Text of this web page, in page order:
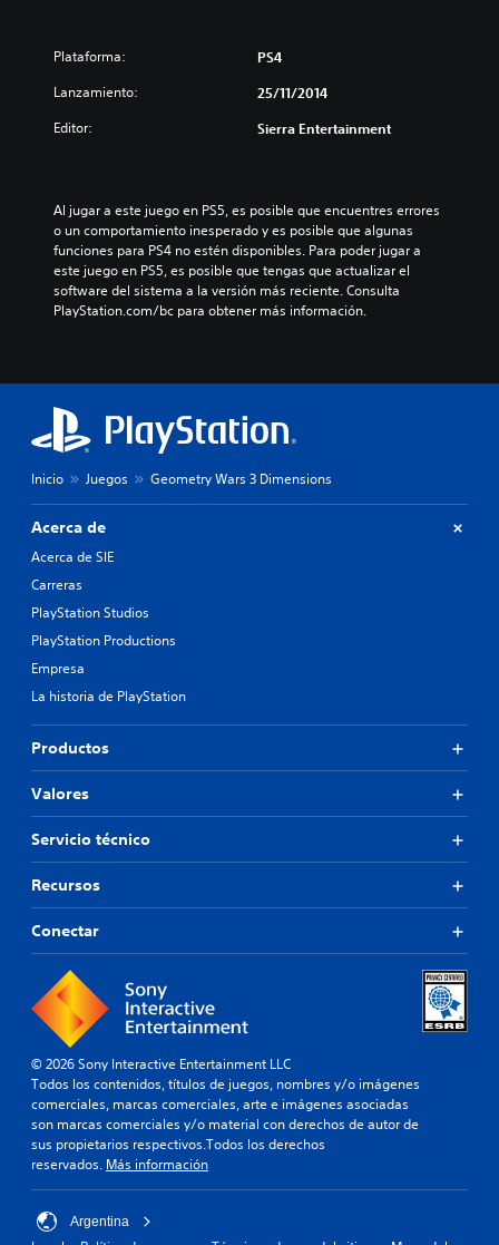
Plataforma: PS4
Lanzamiento: 25/11/2014
Editor: Sierra Entertainment
Al jugar a este juego en PS5, es posible que encuentres errores
o un comportamiento inesperado y es posible que algunas
funciones para PS4 no estén disponibles. Para poder jugar a
este juego en PS5, es posible que tengas que actualizar el
software del sistema a la versión más reciente. Consulta
PlayStation.com/bc para obtener más información.
Inicio Juegos Geometry Wars 3 Dimensions
Acerca de
Acerca de SIE
Carreras
PlayStation Studios
PlayStation Productions
Empresa
La historia de PlayStation
Productos
Valores
Servicio técnico
Recursos
Conectar
© 2026 Sony Interactive Entertainment LLC
Todos los contenidos, títulos de juegos, nombres y/o imágenes
comerciales, marcas comerciales, arte e imágenes asociadas
son marcas comerciales y/o material con derechos de autor de
sus propietarios respectivos.Todos los derechos
reservados. Más información
Argentina